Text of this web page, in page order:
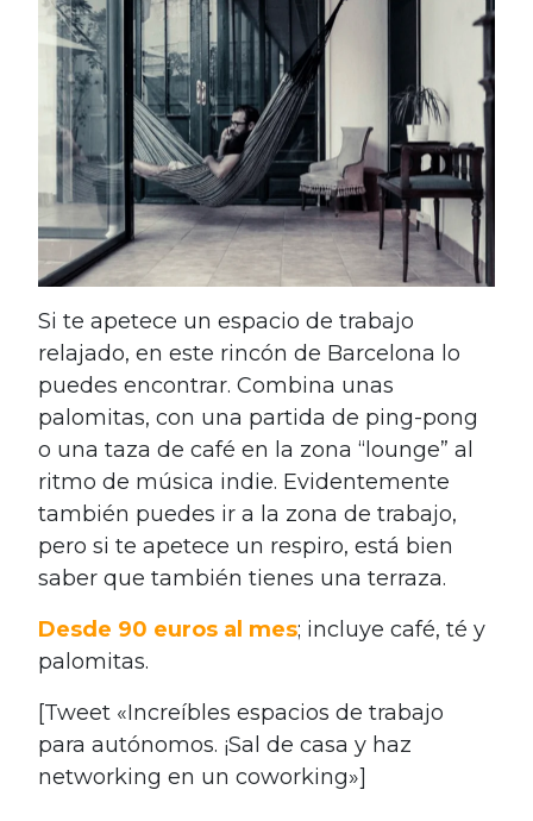
Si te apetece un espacio de trabajo
relajado, en este rincón de Barcelona lo
puedes encontrar. Combina unas
palomitas, con una partida de ping-pong
o una taza de café en la zona “lounge” al
ritmo de música indie. Evidentemente
también puedes ir a la zona de trabajo,
pero si te apetece un respiro, está bien
saber que también tienes una terraza.
Desde 90 euros al mes; incluye café, té y
palomitas.
[Tweet «Increíbles espacios de trabajo
para autónomos. ¡Sal de casa y haz
networking en un coworking»]